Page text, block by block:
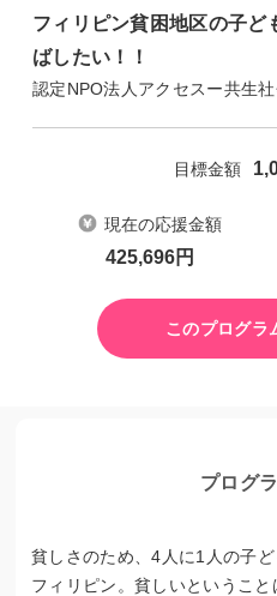
フィリピン貧困地区の子ど
ばしたい！！
認定NPO法人アクセスー共生
目標金額
現在の応援金額
425,696円
このプログラ
プログ
貧しさのため、4人に1人の子
フィリピン。貧しいというこ